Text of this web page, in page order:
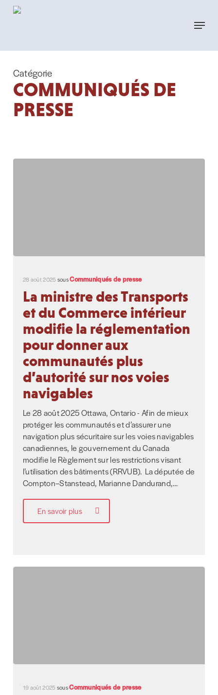
Skip
Menu
Catégorie
COMMUNIQUÉS DE
PRESSE
28 août 2025 sousCommuniqués de presse
La ministre des Transports
et du Commerce intérieur
modifie la réglementation
pour donner aux
communautés plus
d’autorité sur nos voies
navigables
Le 28 août 2025 Ottawa, Ontario - Afin de mieux
protéger les communautés et d’assurer une
navigation plus sécuritaire sur les voies navigables
canadiennes, le gouvernement du Canada
modifie le Règlement sur les restrictions visant
l’utilisation des bâtiments (RRVUB). La députée de
Compton–Stanstead, Marianne Dandurand,…
En savoir plus
19 août 2025 sousCommuniqués de presse